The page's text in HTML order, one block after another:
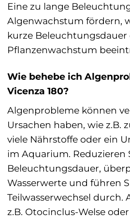
Eine zu lange
Algenwachstum fördern,
kurze Beleuchtungsdauer
Pflanzenwachstum
Wie behebe ich
Vicenza 180?
Algenprobleme können
Ursachen haben, wie z.B.
viele Nährstoffe oder ein
im Aquarium. Reduzieren
Beleuchtungsdauer,
Wasserwerte und führen
Teilwasserwechsel durch.
z.B. Otocinclus-Welse